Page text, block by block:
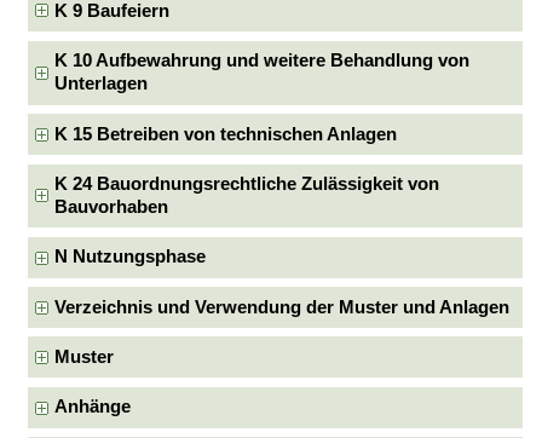
K 9 Baufeiern
K 10 Aufbewahrung und weitere Behandlung von
Unterlagen
K 15 Betreiben von technischen Anlagen
K 24 Bauordnungsrechtliche Zulässigkeit von
Bauvorhaben
N Nutzungsphase
Verzeichnis und Verwendung der Muster und Anlagen
Muster
Anhänge